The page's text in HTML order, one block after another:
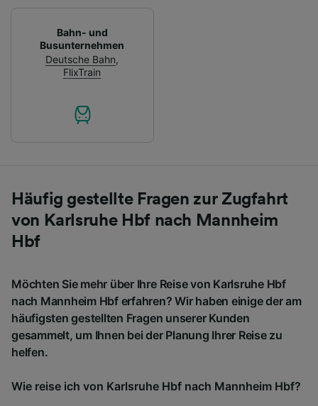
Bahn- und
Busunternehmen
Deutsche Bahn,
FlixTrain
Häufig gestellte Fragen zur Zugfahrt
von Karlsruhe Hbf nach Mannheim
Hbf
Möchten Sie mehr über Ihre Reise von Karlsruhe Hbf
nach Mannheim Hbf erfahren? Wir haben einige der am
häufigsten gestellten Fragen unserer Kunden
gesammelt, um Ihnen bei der Planung Ihrer Reise zu
helfen.
Wie reise ich von Karlsruhe Hbf nach Mannheim Hbf?